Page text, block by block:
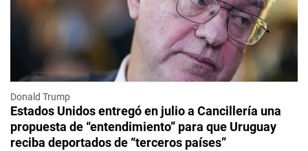
Donald Trump
Estados Unidos entregó en julio a Cancillería una
propuesta de “entendimiento” para que Uruguay
reciba deportados de “terceros países”